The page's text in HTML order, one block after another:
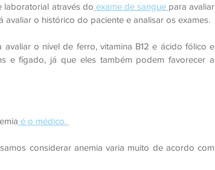
laboratorial através do exame de sangue
avaliar o histórico do paciente e analisar os exames.
o nível de ferro, vitamina B12 e ácido fólico e
e fígado, já que eles também podem favorecer a
é o médico.
considerar anemia varia muito de acordo com